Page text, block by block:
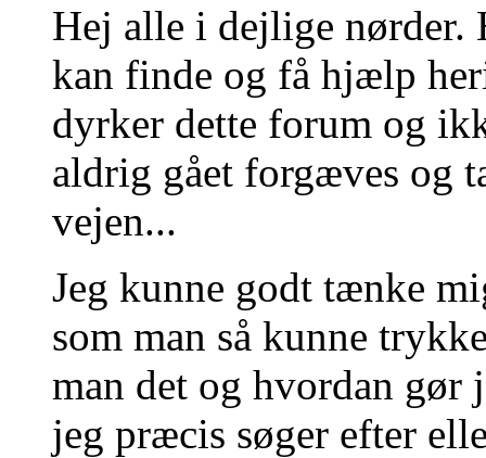
Hej alle i dejlige nørder.
kan finde og få hjælp
dyrker dette forum og
aldrig gået forgæves og
vejen...
Jeg kunne godt tænke
som man så kunne
man det og hvordan gør
jeg præcis søger efter